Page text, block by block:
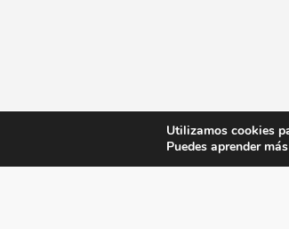
Utilizamos cookies
Puedes aprender